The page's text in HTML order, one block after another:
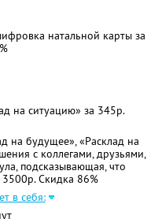
натальной карты за
на ситуацию» за 345р.
на будущее», «Расклад на
с коллегами, друзьями,
подсказывающая, что
Скидка 86%
в себя: